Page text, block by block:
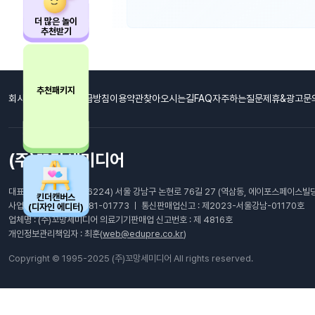
더 많은 놀이
추천받기
추천패키지
킨더캔버스
(디자인 에디터)
회사소개 개인정보취급방침이용약관찾아오시는길FAQ자주하는질문제휴&광고문
(주)꼬망세미디어
대표이사: 최남호 ㅣ (06224) 서울 강남구 논현로 76길 27 (역삼동, 에이포스페이스빌
사업자등록번호 : 105-81-01773 ㅣ 통신판매업신고 : 제2023-서울강남-01170호
업체명 : (주)꼬망세미디어 의료기기판매업 신고번호 : 제 4816호
개인정보관리책임자 : 최훈(web@edupre.co.kr)
Copyright © 1995-2025 (주)꼬망세미디어 All rights reserved.